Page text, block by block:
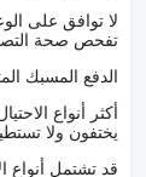
لا توافق على
تفحص صحة
الدفع المسبك
أكثر أنواع
يختفون ولا
قد تشتمل أنواع